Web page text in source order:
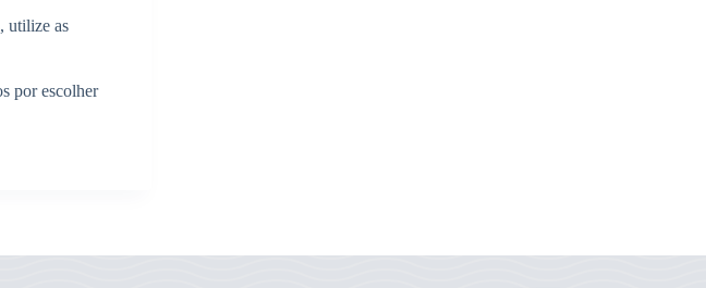
utilize as
por escolher